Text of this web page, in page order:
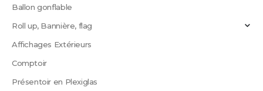
Ballon gonflable
Roll up, Bannière, flag
Affichages Extérieurs
Comptoir
Présentoir en Plexiglas